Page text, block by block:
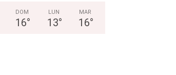
DOM
16°
LUN
13°
MAR
16°